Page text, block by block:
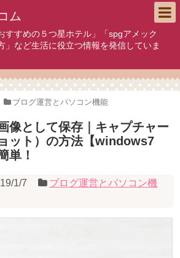
ム
すすめの５つ星ホテル」「spgアメック
」など生活に役立つ情報を発信していま
ブログ運営とパソコン機能
像として保存｜キャプチャー
ット）の方法【windows7
単！
1/7
ブログ運営とパソコン機